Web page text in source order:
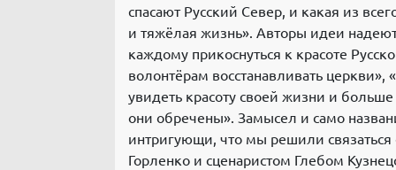
спасают Русский Север, и какая из
и тяжёлая жизнь». Авторы идеи
каждому прикоснуться к красоте
волонтёрам восстанавливать
увидеть красоту своей жизни и больше
они обречены». Замысел и само
интригующи, что мы решили
Горленко и сценаристом Глебом